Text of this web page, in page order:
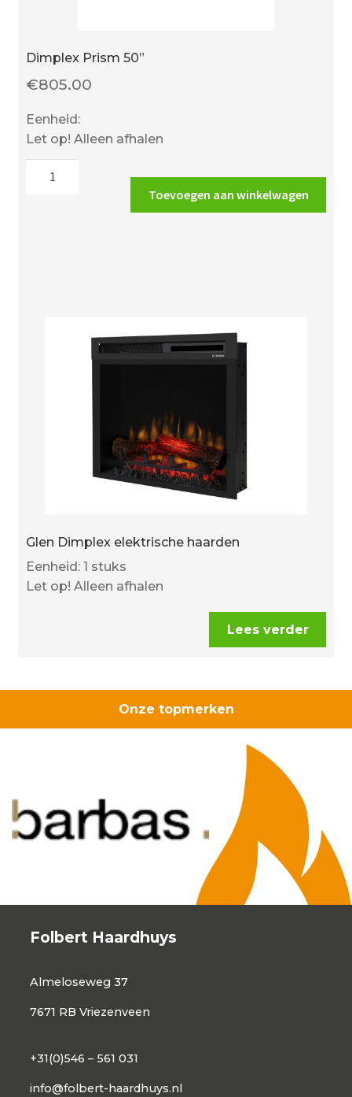
Dimplex Prism 50”
€805.00
Eenheid:
Let op! Alleen afhalen
Toevoegen aan winkelwagen
Glen Dimplex elektrische haarden
Eenheid: 1 stuks
Let op! Alleen afhalen
Lees verder
Onze topmerken
Folbert Haardhuys
Almeloseweg 37
7671 RB Vriezenveen
+31(0)546 – 561 031
info@folbert-haardhuys.nl